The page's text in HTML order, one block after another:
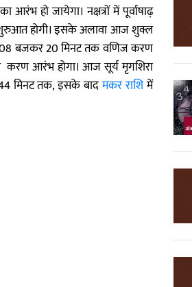
हो जायेगा। नक्षत्रों में पूर्वाषाढ़
शुरुआत होगी। इसके अलावा आज शुक्ल
08 बजकर 20 मिनट तक वणिज करण
करण आरंभ होगा। आज सूर्य मृगशिरा
मिनट तक, इसके बादमकर राशिमें